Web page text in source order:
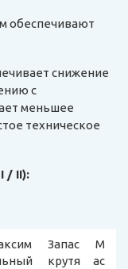
обеспечивают
снижение
с
меньшее
техническое
/ II):
Запас
крутя
М
ас